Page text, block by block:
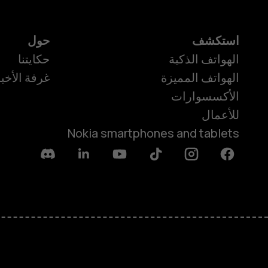
استكشف
الهواتف الذكية
الهواتف المميزة
الأكسسوارات
للأعمال
Nokia smartphones and tablets
حول
حكايتنا
غرفة
Facebook
Instagram
Tiktok
Youtube
Linkedin
Discord